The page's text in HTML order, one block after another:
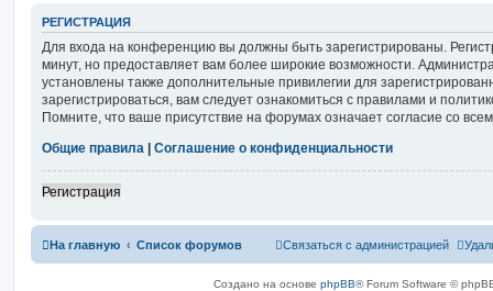
РЕГИСТРАЦИЯ
Для входа на конференцию вы должны быть зарегистрированы.
минут, но предоставляет вам более широкие возможности.
установлены также дополнительные привилегии для
зарегистрироваться, вам следует ознакомиться с правилами и
Помните, что ваше присутствие на форумах означает согласие со
Общие правила
Соглашение о конфиденциальности
Регистрация
На главную Список форумов Связаться с администрацией
Создано на основе phpBB® Forum Software ©